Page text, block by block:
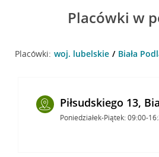
Placówki w
Placówki: woj. lubelskie Biała
Piłsudskiego 13,
Poniedziałek-Piątek: 09:00-